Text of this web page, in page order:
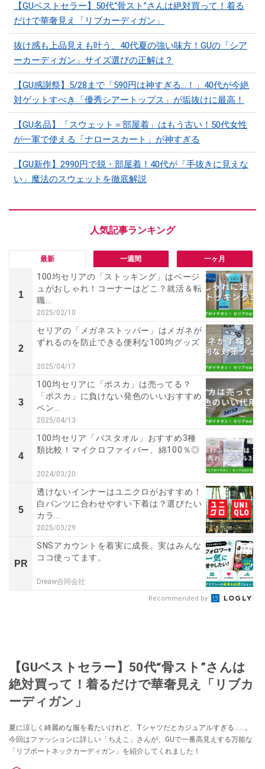
【GUベストセラー】50代“骨スト”さんは絶対買って！着る
だけで華奢見え「リブカーディガン」
抜け感も上品見えも叶う、40代夏の強い味方！GUの「シア
ーカーディガン」サイズ選びの正解は？
【GU感謝祭】5/28まで「590円は神すぎる…！」40代が今絶
対ゲットすべき「優秀シアートップス」が垢抜けに最高！
【GU名品】「スウェット＝部屋着」はもう古い！50代女性
が一軍で使える「ナロースカート」が神すぎる
【GU新作】2990円で脱・部屋着！40代が「手抜きに見えな
い」魔法のスウェットを徹底解説
最新 一週間 一ヶ月
1
100均セリアの「ストッキング」はベージ
ュがおしゃれ！コーナーはどこ？就活＆転
職...
2025/02/10
2
セリアの「メガネストッパー」はメガネが
ずれるのを防止できる便利な100均グッズ
2025/04/17
3
100均セリアに「ポスカ」は売ってる？
「ポスカ」に負けない発色のいいおすすめ
ペン...
2025/04/13
4
100均セリア「バスタオル」おすすめ3種
類比較！マイクロファイバー、綿100％◎
2024/03/20
5
透けないインナーはユニクロがおすすめ！
白パンツに合わせやすい下着は？選びたい
カラ...
2025/03/29
PR
SNSアカウントを着実に成長。実はみんな
ココ使ってます。
Dreaw合同会社
Recommended by
【GUベストセラー】50代“骨スト”さんは
絶対買って！着るだけで華奢見え「リブカ
ーディガン」
夏に涼しく綺麗めな服を着たいけれど、Tシャツだとカジュアルすぎる……。
今回はファッションに詳しい「ちえこ」さんが、GUで一番高見えする万能な
「リブボートネックカーディガン」を紹介してくれました！